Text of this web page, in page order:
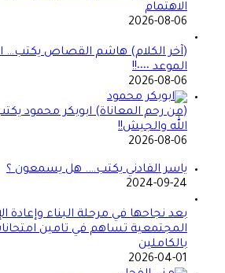
الاهتمام
2026-08-06
(آخر الكلام) هاشم القصاص يكتب…
الموعد ٠٠٠٠!!
2026-08-06
(من رحم المعاناة) ابوبكر محمود
الله والجيش!!
2026-08-06
ياسر الفادني يكتب…. هل يسمعون ؟
2024-09-24
بعد نجاحها في مرحلة البناء وإعادة
المجتمعية تساهم في تامين
بالكاملين
2026-04-01